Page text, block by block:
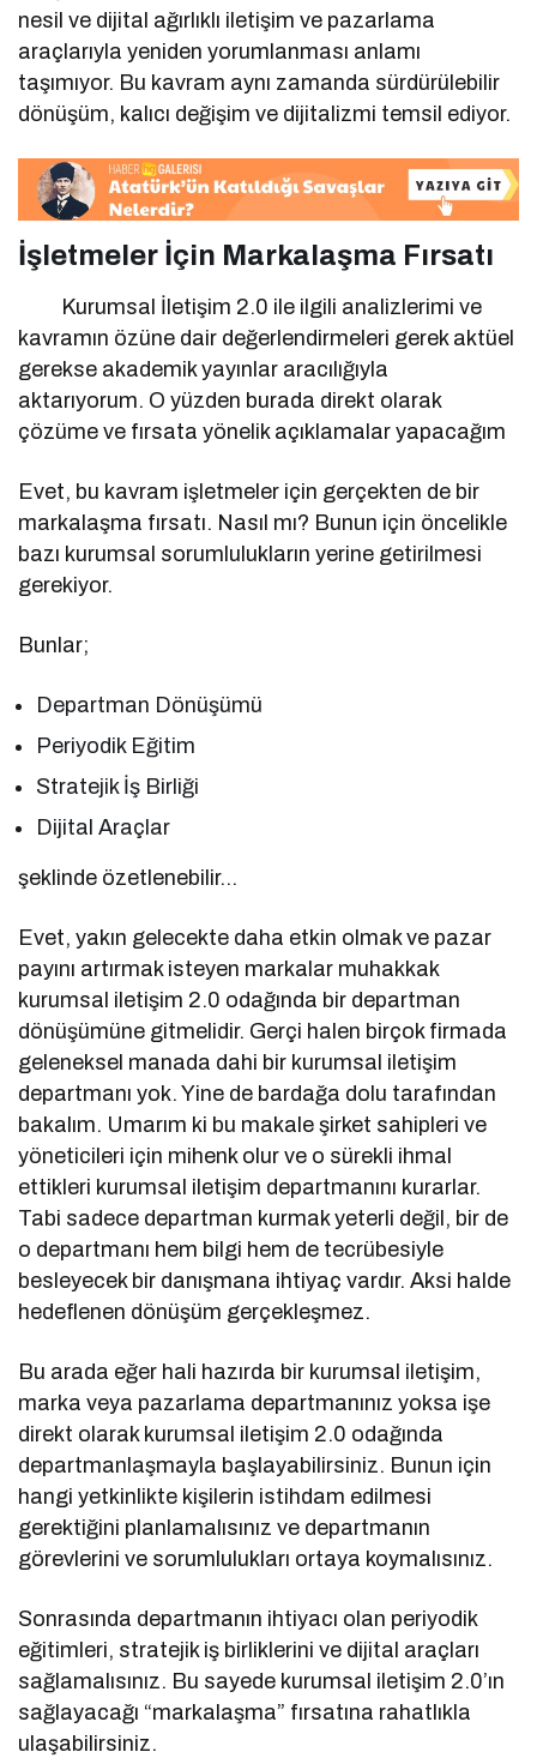
nesil ve dijital ağırlıklı iletişim ve pazarlama
araçlarıyla yeniden yorumlanması anlamı
taşımıyor. Bu kavram aynı zamanda sürdürülebilir
dönüşüm, kalıcı değişim ve dijitalizmi temsil ediyor.
İşletmeler İçin Markalaşma Fırsatı
Kurumsal İletişim 2.0 ile ilgili analizlerimi ve
kavramın özüne dair değerlendirmeleri gerek aktüel
gerekse akademik yayınlar aracılığıyla
aktarıyorum. O yüzden burada direkt olarak
çözüme ve fırsata yönelik açıklamalar yapacağım
Evet, bu kavram işletmeler için gerçekten de bir
markalaşma fırsatı. Nasıl mı? Bunun için öncelikle
bazı kurumsal sorumlulukların yerine getirilmesi
gerekiyor.
Bunlar;
Departman Dönüşümü
Periyodik Eğitim
Stratejik İş Birliği
Dijital Araçlar
şeklinde özetlenebilir…
Evet, yakın gelecekte daha etkin olmak ve pazar
payını artırmak isteyen markalar muhakkak
kurumsal iletişim 2.0 odağında bir departman
dönüşümüne gitmelidir. Gerçi halen birçok firmada
geleneksel manada dahi bir kurumsal iletişim
departmanı yok. Yine de bardağa dolu tarafından
bakalım. Umarım ki bu makale şirket sahipleri ve
yöneticileri için mihenk olur ve o sürekli ihmal
ettikleri kurumsal iletişim departmanını kurarlar.
Tabi sadece departman kurmak yeterli değil, bir de
o departmanı hem bilgi hem de tecrübesiyle
besleyecek bir danışmana ihtiyaç vardır. Aksi halde
hedeflenen dönüşüm gerçekleşmez.
Bu arada eğer hali hazırda bir kurumsal iletişim,
marka veya pazarlama departmanınız yoksa işe
direkt olarak kurumsal iletişim 2.0 odağında
departmanlaşmayla başlayabilirsiniz. Bunun için
hangi yetkinlikte kişilerin istihdam edilmesi
gerektiğini planlamalısınız ve departmanın
görevlerini ve sorumlulukları ortaya koymalısınız.
Sonrasında departmanın ihtiyacı olan periyodik
eğitimleri, stratejik iş birliklerini ve dijital araçları
sağlamalısınız. Bu sayede kurumsal iletişim 2.0’ın
sağlayacağı “markalaşma” fırsatına rahatlıkla
ulaşabilirsiniz.